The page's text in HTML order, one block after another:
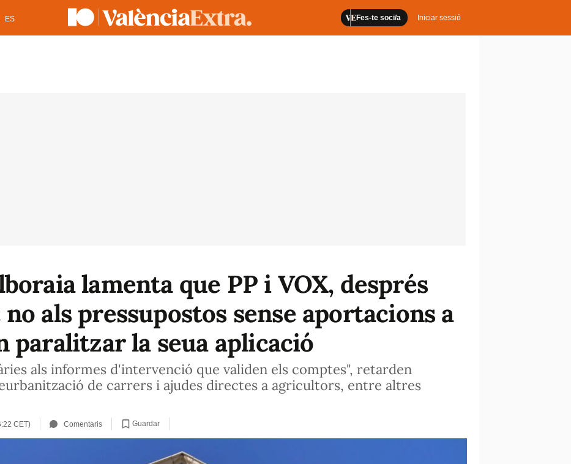
Fes-te soci/a Iniciar sessió
ES
lamenta que PP i VOX, després
als pressupostos sense aportacions a
paralitzar la seua aplicació
als informes d'intervenció que validen els comptes", retarden
de carrers i ajudes directes a agricultors, entre altres
CET) Comentaris Guardar